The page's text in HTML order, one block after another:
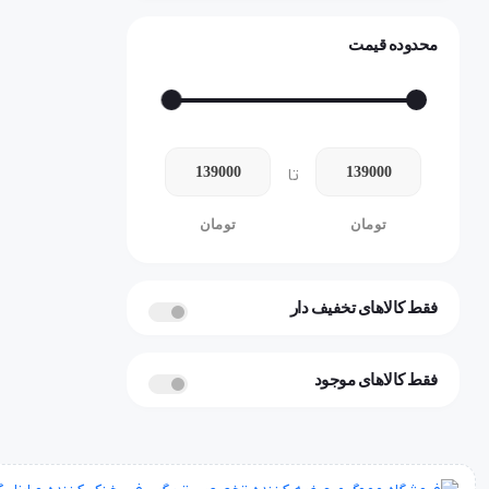
محدوده قیمت
تومان
تا
تومان
فقط کالاهای تخفیف دار
فقط کالاهای موجود